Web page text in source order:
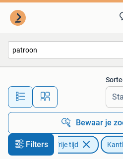
Alle
Bewaar je
Filters
Hobby en Vrije tijd